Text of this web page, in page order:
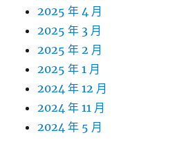
2025 年 4 月
2025 年 3 月
2025 年 2 月
2025 年 1 月
2024 年 12 月
2024 年 11 月
2024 年 5 月